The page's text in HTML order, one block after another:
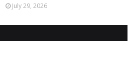
July 29, 2026